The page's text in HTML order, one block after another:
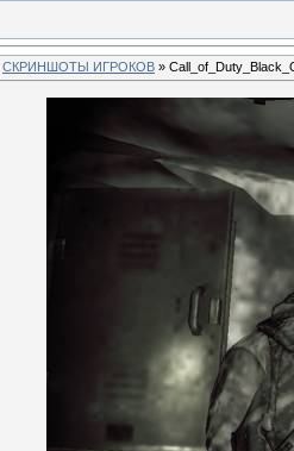
СКРИНШОТЫ ИГРОКОВ »